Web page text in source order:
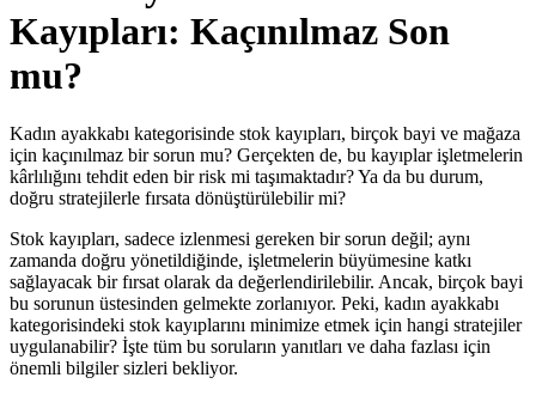
Kayıpları: Kaçınılmaz Son
mu?
Kadın ayakkabı kategorisinde stok kayıpları, birçok bayi ve mağaza
için kaçınılmaz bir sorun mu? Gerçekten de, bu kayıplar işletmelerin
kârlılığını tehdit eden bir risk mi taşımaktadır? Ya da bu durum,
doğru stratejilerle fırsata dönüştürülebilir mi?
Stok kayıpları, sadece izlenmesi gereken bir sorun değil; aynı
zamanda doğru yönetildiğinde, işletmelerin büyümesine katkı
sağlayacak bir fırsat olarak da değerlendirilebilir. Ancak, birçok bayi
bu sorunun üstesinden gelmekte zorlanıyor. Peki, kadın ayakkabı
kategorisindeki stok kayıplarını minimize etmek için hangi stratejiler
uygulanabilir? İşte tüm bu soruların yanıtları ve daha fazlası için
önemli bilgiler sizleri bekliyor.